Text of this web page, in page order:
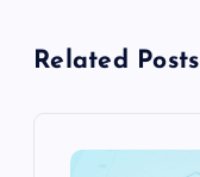
aRelated Posts